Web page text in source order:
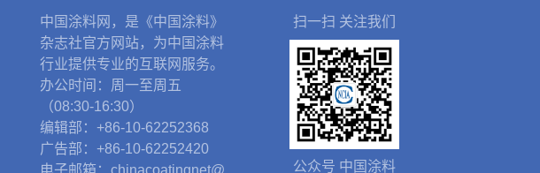
中国涂料网，是《中国涂料》
杂志社官方网站，为中国涂料
行业提供专业的互联网服务。
办公时间：周一至周五
（08:30-16:30）
编辑部：+86-10-62252368
广告部：+86-10-62252420
扫一扫 关注我们
公众号 中国涂料